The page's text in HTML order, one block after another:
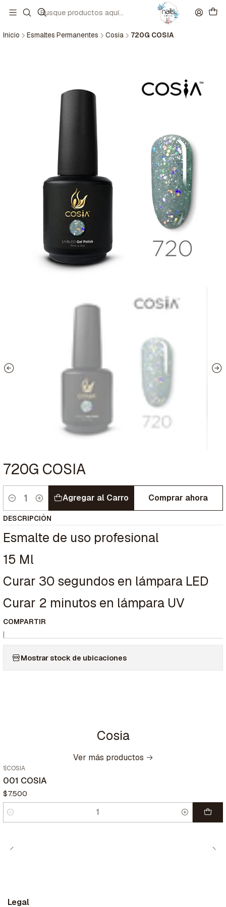
Inicio Esmaltes Permanentes Cosia 720G COSIA
720G COSIA
Cantidad
Agregar al Carro Comprar ahora
DESCRIPCIÓN
Esmalte de uso profesional
15 Ml
Curar 30 segundos en lámpara LED
Curar 2 minutos en lámpara UV
COMPARTIR
|
Mostrar stock de ubicaciones
Cosia
Ver más productos
1 COSIA
001 COSIA
$7.500
Cantidad
Legal